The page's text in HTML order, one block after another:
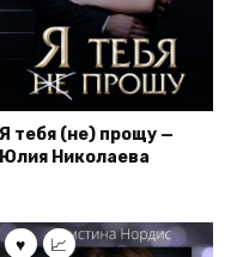
Я тебя (не) прощу —
Юлия Николаева